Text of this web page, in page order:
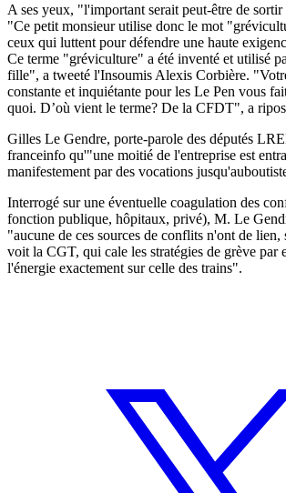
A ses yeux, "l'important serait peut-être de
"Ce petit monsieur utilise donc le mot
ceux qui luttent pour défendre une haute
Ce terme "gréviculture" a été inventé et utilisé
fille", a tweeté l'Insoumis Alexis Corbière.
constante et inquiétante pour les Le Pen vous
quoi. D’où vient le terme? De la CFDT", a
Gilles Le Gendre, porte-parole des députés
franceinfo qu'"une moitié de l'entreprise est
manifestement par des vocations
Interrogé sur une éventuelle coagulation des
fonction publique, hôpitaux, privé), M. Le
"aucune de ces sources de conflits n'ont de
voit la CGT, qui cale les stratégies de grève par
l'énergie exactement sur celle des trains".